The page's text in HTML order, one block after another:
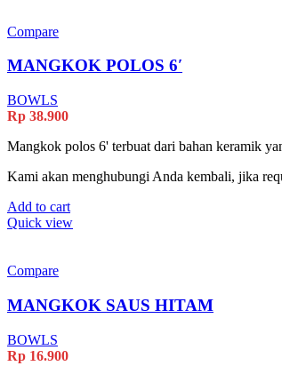
Compare
MANGKOK POLOS 6′
BOWLS
Rp 38.900
Mangkok polos 6' terbuat dari bahan keramik
Kami akan menghubungi Anda kembali, jika
Add to cart
Quick view
Compare
MANGKOK SAUS HITAM
BOWLS
Rp 16.900